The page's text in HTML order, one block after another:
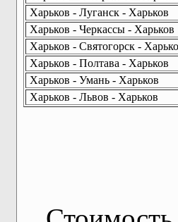
Харьков - Луганск - Харьков
Харьков - Черкассы - Харьков
Харьков - Святогорск -
Харьков - Полтава - Харьков
Харьков - Умань - Харьков
Харьков - Львов - Харьков